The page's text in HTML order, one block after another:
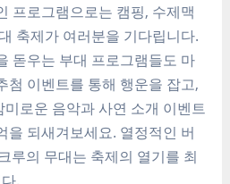
프로그램으로는 캠핑, 수제맥
축제가 여러분을 기다립니다.
돋우는 부대 프로그램들도 마
첨 이벤트를 통해 행운을 잡고,
미로운 음악과 사연 소개 이벤트
을 되새겨보세요. 열정적인 버
루의 무대는 축제의 열기를 최